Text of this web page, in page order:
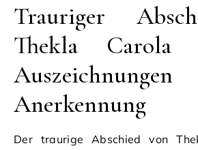
Trauriger
Thekla
Anerkennung
Der traurige Abschied von